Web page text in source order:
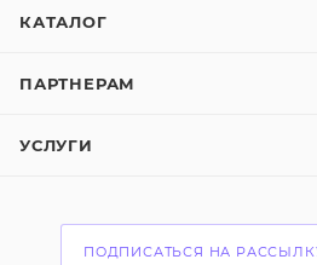
КАТАЛОГ
ПАРТНЕРАМ
УСЛУГИ
ПОДПИСАТЬСЯ НА